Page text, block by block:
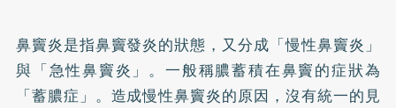
鼻竇炎是指鼻竇發炎的狀態，又分成「慢性鼻竇炎」
與「急性鼻竇炎」。一般稱膿蓄積在鼻竇的症狀為
「蓄膿症」。造成慢性鼻竇炎的原因，沒有統一的見